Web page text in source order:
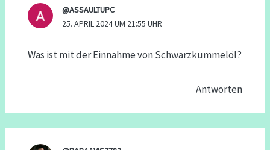
@ASSAULTUPC
25. APRIL 2024 UM 21:55 UHR
Was ist mit der Einnahme von Schwarzkümmelöl?
Antworten